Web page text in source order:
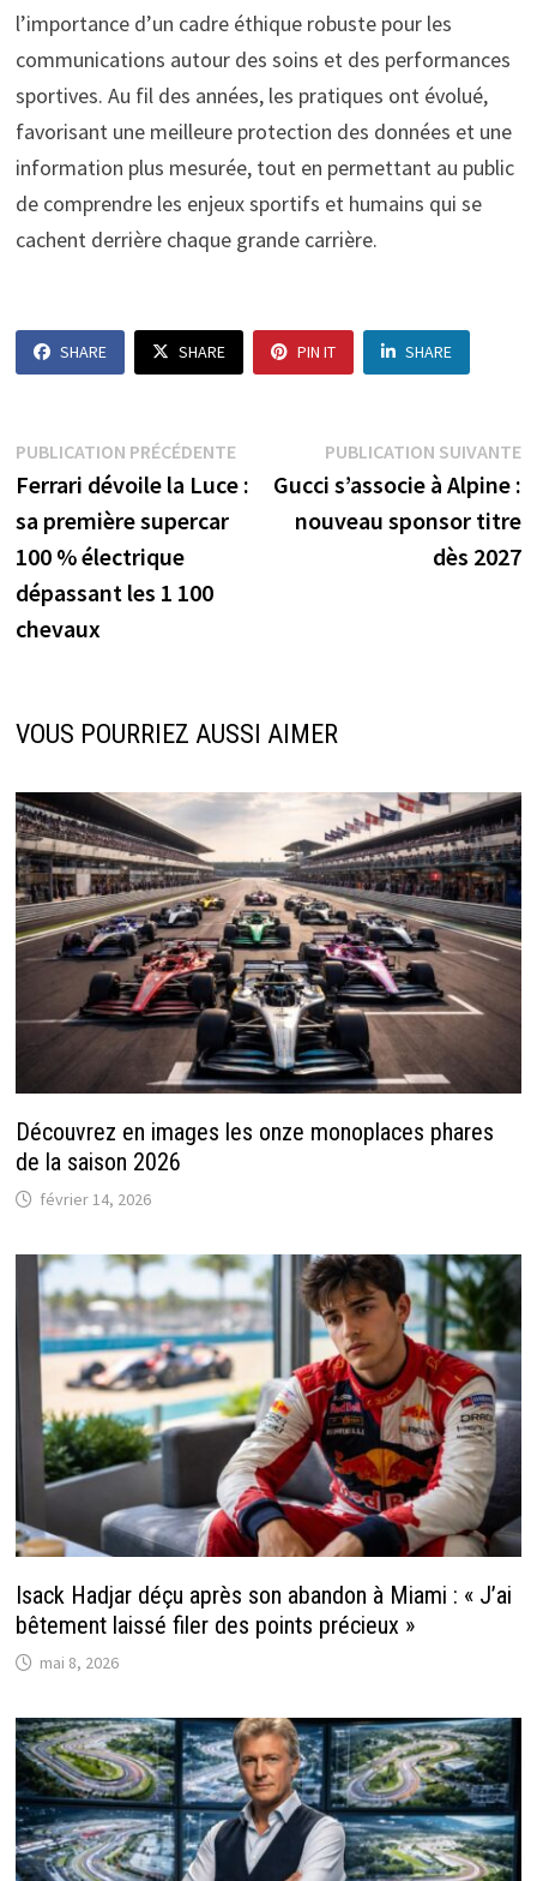
l’importance d’un cadre éthique robuste pour les
communications autour des soins et des performances
sportives. Au fil des années, les pratiques ont évolué,
favorisant une meilleure protection des données et une
information plus mesurée, tout en permettant au public
de comprendre les enjeux sportifs et humains qui se
cachent derrière chaque grande carrière.
SHARE SHARE PIN IT SHARE
Navigation
de
l’article
PUBLICATION PRÉCÉDENTEPublication
précédente :
Ferrari dévoile la Luce :
sa première supercar
100 % électrique
dépassant les 1 100
chevaux
PUBLICATION SUIVANTE
Gucci s’associe à Alpine :
nouveau sponsor titre
dès 2027
VOUS POURRIEZ AUSSI AIMER
Découvrez en images les onze monoplaces phares
de la saison 2026
février 14, 2026
Isack Hadjar déçu après son abandon à Miami : « J’ai
bêtement laissé filer des points précieux »
mai 8, 2026